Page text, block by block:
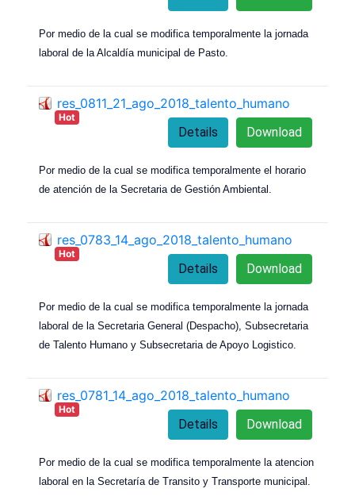
Por medio de la cual se modifica temporalmente la jornada
laboral de la Alcaldía municipal de Pasto.
res_0811_21_ago_2018_talento_humano
Hot
Download
Details
Por medio de la cual se modifica temporalmente el horario
de atención de la Secretaria de Gestión Ambiental.
res_0783_14_ago_2018_talento_humano
Hot
Download
Details
Por medio de la cual se modifica temporalmente la jornada
laboral de la Secretaria General (Despacho), Subsecretaria
de Talento Humano y Subsecretaria de Apoyo Logistico.
res_0781_14_ago_2018_talento_humano
Hot
Download
Details
Por medio de la cual se modifica temporalmente la atencion
laboral en la Secretaría de Transito y Transporte municipal.